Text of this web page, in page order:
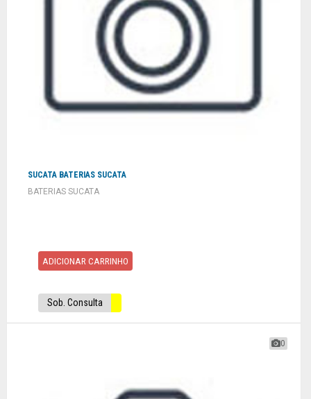
SUCATA BATERIAS SUCATA
BATERIAS SUCATA
ADICIONAR CARRINHO
Sob. Consulta
0